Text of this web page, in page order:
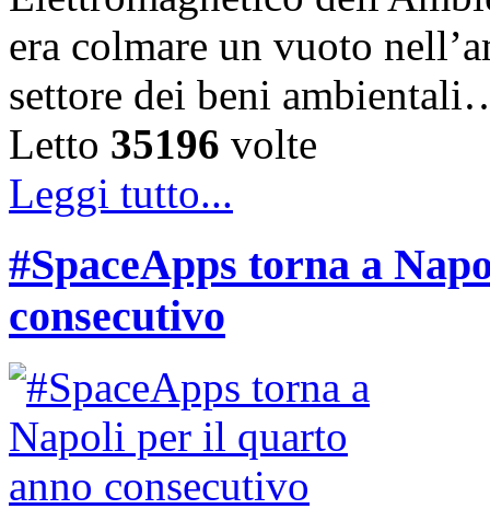
era colmare un vuoto
settore dei beni
Letto 35196 volte
Leggi tutto...
#SpaceApps torna a
consecutivo